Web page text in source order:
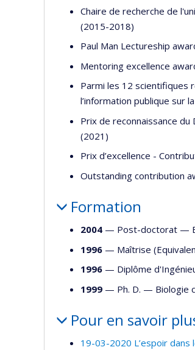
Chaire de recherche de
(2015-2018)
Paul Man Lectureship
Mentoring excellence
Parmi les 12 scientifiques
l’information publique sur
Prix de reconnaissance
(2021)
Prix d’excellence -
Outstanding contribution
Formation
2004 — Post-doctorat —
1996 — Maîtrise
1996 — Diplôme
1999 — Ph. D. — Biologie
Pour en savoir
19-03-2020 L’espoir dans